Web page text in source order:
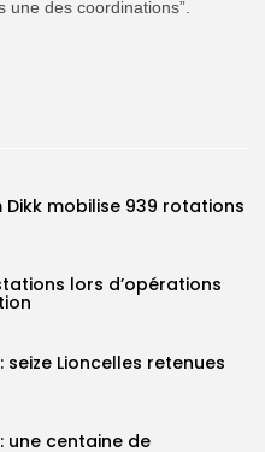
des coordinations”.
Dikk mobilise 939 rotations
lors d’opérations
Lioncelles retenues
une centaine de